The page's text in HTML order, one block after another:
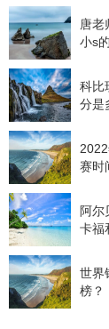
唐老
小s
科比
分是
赛时
阿尔
卡福
世界
榜？